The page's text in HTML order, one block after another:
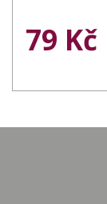
79 Kč